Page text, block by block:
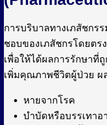
การบริบาลทางเภสัชกร
ชอบของเภสัชกรโดยตร
เพื่อให้ได้ผลการรักษาที่
เพิ่มคุณภาพชีวิตผู้ป่วย ผ
หายจากโรค
บำบัดหรือบรรเทาอ